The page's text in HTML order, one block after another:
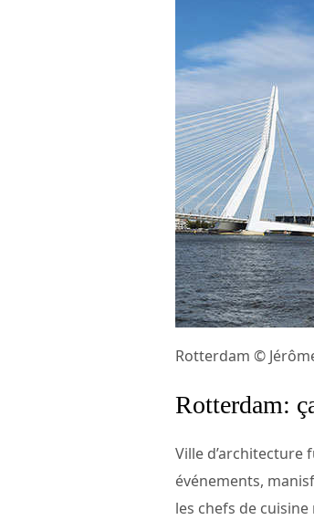
Rotterdam ©
Rotterdam:
Ville d’architecture
événements,
les chefs de